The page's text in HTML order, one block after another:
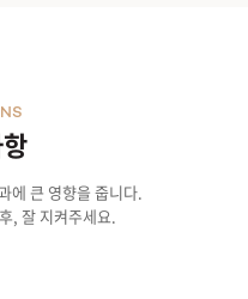
에 큰 영향을 줍니다.
, 잘 지켜주세요.